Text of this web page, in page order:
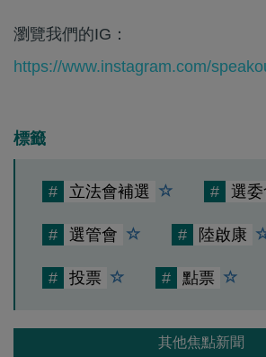
瀏覽我們的IG：
https://www.instagram.com/
標籤
# 立法會補選 # 選委
# 選管會 # 陸啟康
# 投票 # 點票
其他焦點新聞